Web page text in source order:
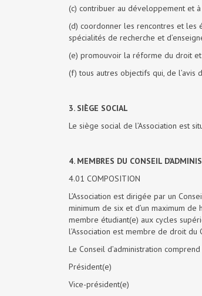
(c) contribuer au développement et
(d) coordonner les rencontres et les
spécialités de recherche et
(e) promouvoir la réforme du droit et
(f) tous autres objectifs qui, de l’avis
3. SIÈGE SOCIAL
Le siège social de l’Association est
4. MEMBRES DU CONSEIL
4.01 COMPOSITION
L’Association est dirigée par un
minimum de six et d’un maximum
membre étudiant(e) aux cycles
l’Association est membre de droit du
Le Conseil d’administration
Président(e)
Vice-président(e)